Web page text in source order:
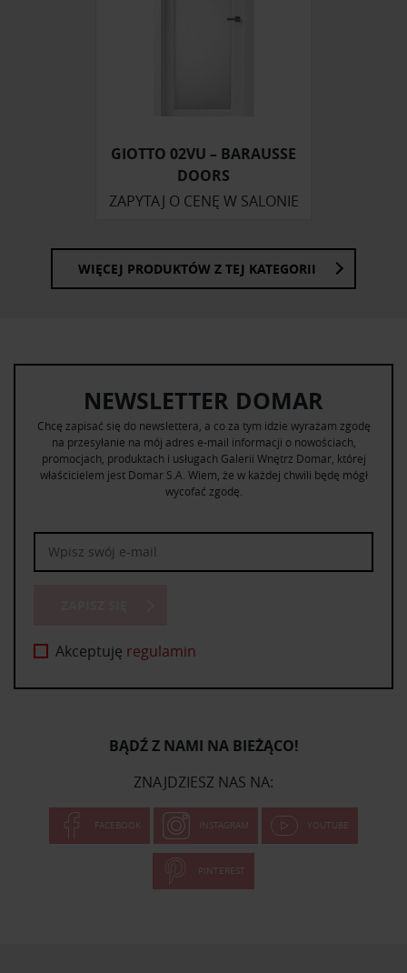
GIOTTO 02VU – BARAUSSE
DOORS
ZAPYTAJ O CENĘ W SALONIE
WIĘCEJ PRODUKTÓW Z TEJ KATEGORII
NEWSLETTER DOMAR
Chcę zapisać się do newslettera, a co za tym idzie wyrażam zgodę
na przesyłanie na mój adres e-mail informacji o nowościach,
promocjach, produktach i usługach Galerii Wnętrz Domar, której
właścicielem jest Domar S.A. Wiem, że w każdej chwili będę mógł
wycofać zgodę.
Akceptuję regulamin
BĄDŹ Z NAMI NA BIEŻĄCO!
ZNAJDZIESZ NAS NA:
FACEBOOK INSTAGRAM YOUTUBE
PINTEREST